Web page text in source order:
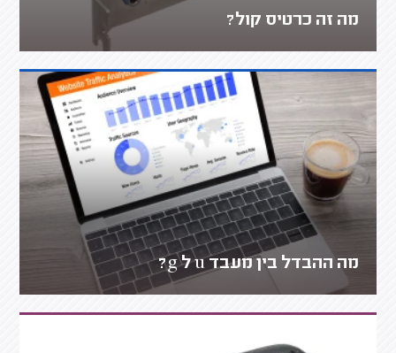
מה זה כרטיס קול?
מה ההבדל בין מעבד u ל g?